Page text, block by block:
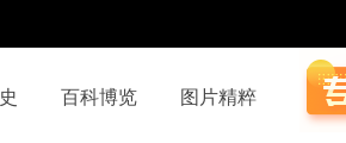
百科博览 图片精粹